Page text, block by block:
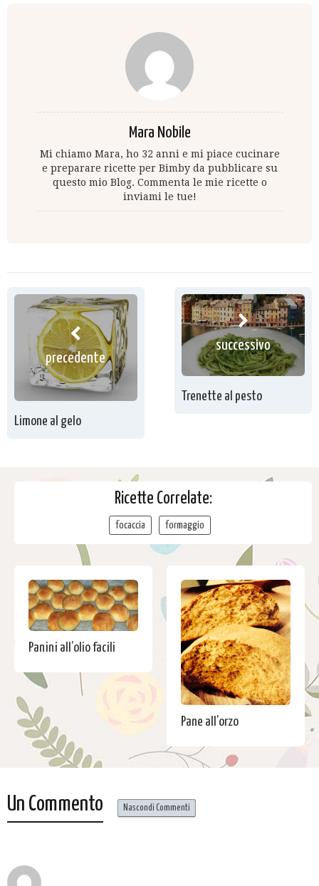
Mara Nobile
Mi chiamo Mara, ho 32 anni e mi piace cucinare
e preparare ricette per Bimby da pubblicare su
questo mio Blog. Commenta le mie ricette o
inviami le tue!
precedente
Limone al gelo
successivo
Trenette al pesto
Ricette Correlate:
focaccia formaggio
Panini all’olio facili
Pane all’orzo
Un Commento Nascondi Commenti